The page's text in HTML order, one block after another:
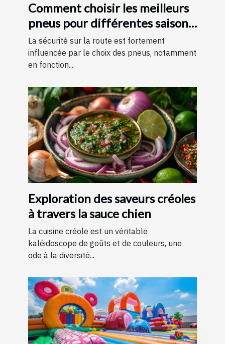
Comment choisir les meilleurs
pneus pour différentes saisons
?
La sécurité sur la route est fortement
influencée par le choix des pneus, notamment
en fonction...
Exploration des saveurs créoles
à travers la sauce chien
La cuisine créole est un véritable
kaléidoscope de goûts et de couleurs, une
ode à la diversité...